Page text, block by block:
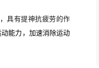
具有提神抗疲劳的作
能力，加速消除运动